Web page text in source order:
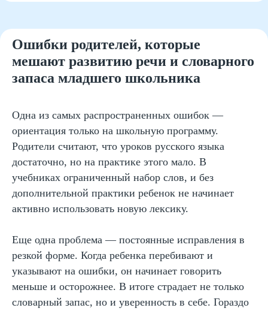
Ошибки родителей, которые
мешают развитию речи и словарного
запаса младшего школьника
Одна из самых распространенных ошибок —
ориентация только на школьную программу.
Родители считают, что уроков русского языка
достаточно, но на практике этого мало. В
учебниках ограниченный набор слов, и без
дополнительной практики ребенок не начинает
активно использовать новую лексику.
Еще одна проблема — постоянные исправления в
резкой форме. Когда ребенка перебивают и
указывают на ошибки, он начинает говорить
меньше и осторожнее. В итоге страдает не только
словарный запас, но и уверенность в себе. Гораздо
Варвара Шешикова Методист
Руководитель курсов по чтению,
скорочтению и развитию читательских
навыков
Финалист конкурса «Учитель
года-2021»
Автор статьи: